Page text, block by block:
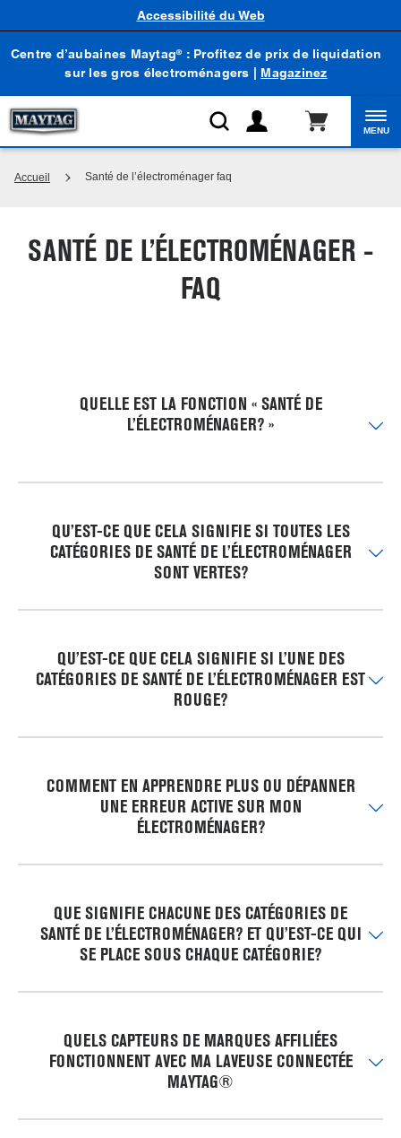
Centre d’aubaines Maytag® : Profitez de prix de liquidation
sur les gros électroménagers | Magazinez
Accessibilité du Web
MENU
Accueil Santé de l’électroménager faq
SANTÉ DE L’ÉLECTROMÉNAGER -
FAQ
QUELLE EST LA FONCTION « SANTÉ DE
L’ÉLECTROMÉNAGER? »
QU’EST-CE QUE CELA SIGNIFIE SI TOUTES LES
CATÉGORIES DE SANTÉ DE L’ÉLECTROMÉNAGER
SONT VERTES?
QU’EST-CE QUE CELA SIGNIFIE SI L’UNE DES
CATÉGORIES DE SANTÉ DE L’ÉLECTROMÉNAGER EST
ROUGE?
COMMENT EN APPRENDRE PLUS OU DÉPANNER
UNE ERREUR ACTIVE SUR MON
ÉLECTROMÉNAGER?
QUE SIGNIFIE CHACUNE DES CATÉGORIES DE
SANTÉ DE L’ÉLECTROMÉNAGER? ET QU’EST-CE QUI
SE PLACE SOUS CHAQUE CATÉGORIE?
QUELS CAPTEURS DE MARQUES AFFILIÉES
FONCTIONNENT AVEC MA LAVEUSE CONNECTÉE
MAYTAG®